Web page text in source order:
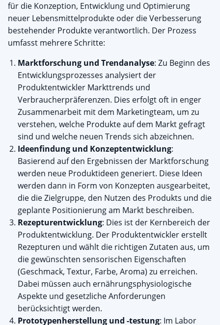
für die Konzeption, Entwicklung und Optimierung
neuer Lebensmittelprodukte oder die Verbesserung
bestehender Produkte verantwortlich. Der Prozess
umfasst mehrere Schritte:
Marktforschung und Trendanalyse: Zu Beginn des
Entwicklungsprozesses analysiert der
Produktentwickler Markttrends und
Verbraucherpräferenzen. Dies erfolgt oft in enger
Zusammenarbeit mit dem Marketingteam, um zu
verstehen, welche Produkte auf dem Markt gefragt
sind und welche neuen Trends sich abzeichnen.
Ideenfindung und Konzeptentwicklung:
Basierend auf den Ergebnissen der Marktforschung
werden neue Produktideen generiert. Diese Ideen
werden dann in Form von Konzepten ausgearbeitet,
die die Zielgruppe, den Nutzen des Produkts und die
geplante Positionierung am Markt beschreiben.
Rezepturentwicklung: Dies ist der Kernbereich der
Produktentwicklung. Der Produktentwickler erstellt
Rezepturen und wählt die richtigen Zutaten aus, um
die gewünschten sensorischen Eigenschaften
(Geschmack, Textur, Farbe, Aroma) zu erreichen.
Dabei müssen auch ernährungsphysiologische
Aspekte und gesetzliche Anforderungen
berücksichtigt werden.
Prototypenherstellung und -testung: Im Labor